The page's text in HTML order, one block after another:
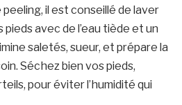
peeling, il est conseillé de laver
avec de l’eau tiède et un
saletés, sueur, et prépare la
Séchez bien vos pieds,
pour éviter l’humidité qui